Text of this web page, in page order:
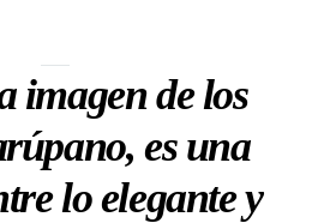
imagen de los
es una
lo elegante y